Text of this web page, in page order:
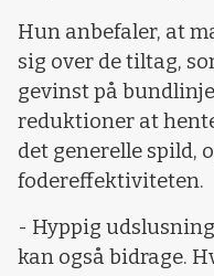
Hun anbefaler, at
sig over de tiltag,
gevinst på
reduktioner at
det generelle spild,
fodereffektiviteten.
- Hyppig
kan også bidrage.